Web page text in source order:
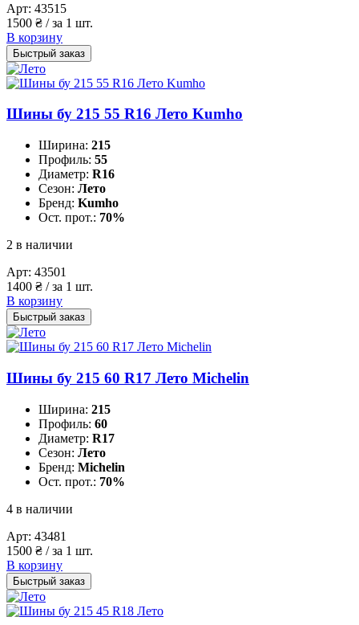
Арт: 43515
1500 ₴ / за 1 шт.
В корзину
Быстрый заказ
Шины бу 215 55 R16 Лето Kumho
Ширина: 215
Профиль: 55
Диаметр: R16
Сезон: Лето
Бренд: Kumho
Ост. прот.: 70%
2 в наличии
Арт: 43501
1400 ₴ / за 1 шт.
В корзину
Быстрый заказ
Шины бу 215 60 R17 Лето Michelin
Ширина: 215
Профиль: 60
Диаметр: R17
Сезон: Лето
Бренд: Michelin
Ост. прот.: 70%
4 в наличии
Арт: 43481
1500 ₴ / за 1 шт.
В корзину
Быстрый заказ